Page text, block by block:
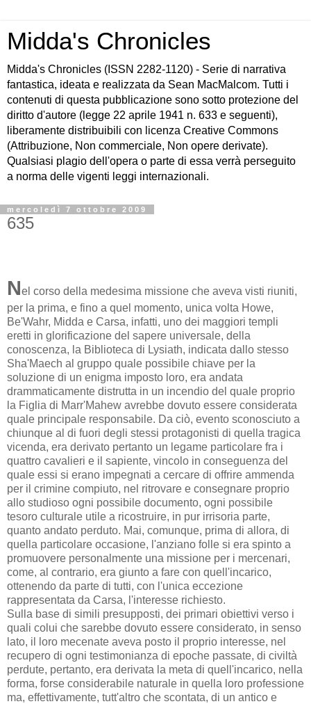
Midda's Chronicles
Midda's Chronicles (ISSN 2282-1120) - Serie di narrativa
fantastica, ideata e realizzata da Sean MacMalcom. Tutti i
contenuti di questa pubblicazione sono sotto protezione del
diritto d'autore (legge 22 aprile 1941 n. 633 e seguenti),
liberamente distribuibili con licenza Creative Commons
(Attribuzione, Non commerciale, Non opere derivate).
Qualsiasi plagio dell'opera o parte di essa verrà perseguito
a norma delle vigenti leggi internazionali.
mercoledì 7 ottobre 2009
635
Nel corso della medesima missione che aveva visti riuniti,
per la prima, e fino a quel momento, unica volta Howe,
Be'Wahr, Midda e Carsa, infatti, uno dei maggiori templi
eretti in glorificazione del sapere universale, della
conoscenza, la Biblioteca di Lysiath, indicata dallo stesso
Sha'Maech al gruppo quale possibile chiave per la
soluzione di un enigma imposto loro, era andata
drammaticamente distrutta in un incendio del quale proprio
la Figlia di Marr'Mahew avrebbe dovuto essere considerata
quale principale responsabile. Da ciò, evento sconosciuto a
chiunque al di fuori degli stessi protagonisti di quella tragica
vicenda, era derivato pertanto un legame particolare fra i
quattro cavalieri e il sapiente, vincolo in conseguenza del
quale essi si erano impegnati a cercare di offrire ammenda
per il crimine compiuto, nel ritrovare e consegnare proprio
allo studioso ogni possibile documento, ogni possibile
tesoro culturale utile a ricostruire, in pur irrisoria parte,
quanto andato perduto. Mai, comunque, prima di allora, di
quella particolare occasione, l'anziano folle si era spinto a
promuovere personalmente una missione per i mercenari,
come, al contrario, era giunto a fare con quell'incarico,
ottenendo da parte di tutti, con l'unica eccezione
rappresentata da Carsa, l'interesse richiesto.
Sulla base di simili presupposti, dei primari obiettivi verso i
quali colui che sarebbe dovuto essere considerato, in senso
lato, il loro mecenate aveva posto il proprio interesse, nel
recupero di ogni testimonianza di epoche passate, di civiltà
perdute, pertanto, era derivata la meta di quell'incarico, nella
forma, forse considerabile naturale in quella loro professione
ma, effettivamente, tutt'altro che scontata, di un antico e